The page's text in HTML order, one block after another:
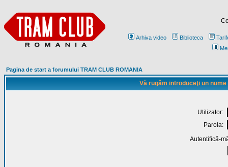
Arhiva video Biblioteca
Pagina de start a forumului TRAM CLUB ROMANIA
Vă rugăm introduceţi un
Utilizator:
Parola:
Autentifică-